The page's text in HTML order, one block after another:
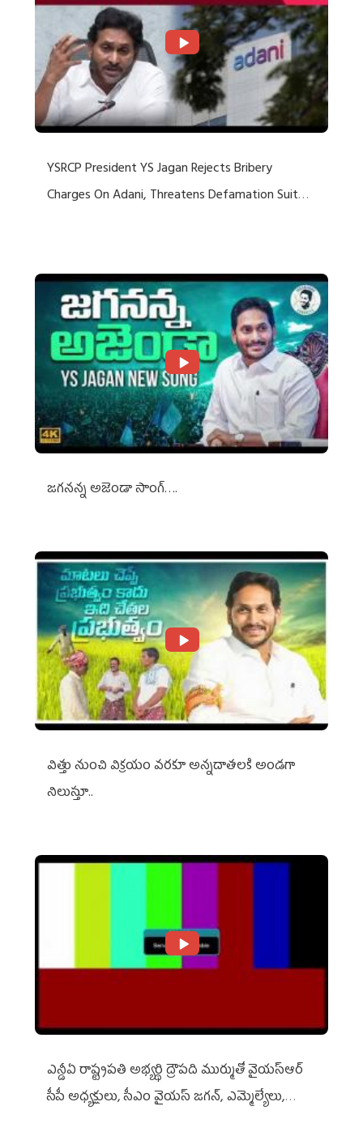
YSRCP President YS Jagan Rejects Bribery
Charges On Adani, Threatens Defamation Suit
జగనన్న అజెండా సాంగ్….
విత్తు నుంచి విక్రయం వరకూ అన్నదాతలకి అండగా
నిలుస్తూ..
ఎన్డీఏ రాష్ట్ర‌ప‌తి అభ్య‌ర్థి ద్రౌప‌ది ముర్ముతో వైయ‌స్ఆర్
సీపీ అధ్య‌క్షులు, సీఎం వైయ‌స్ జ‌గ‌న్, ఎమ్మెల్యేలు,